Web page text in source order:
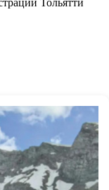
Тольятти